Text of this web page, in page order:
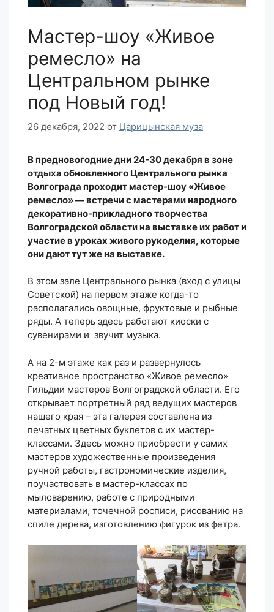
Мастер-шоу «Живое
ремесло» на
Центральном рынке
под Новый год!
26 декабря, 2022 от Царицынская муза
В предновогодние дни 24-30 декабря в зоне
отдыха обновленного Центрального рынка
Волгограда проходит мастер-шоу «Живое
ремесло» — встречи с мастерами народного
декоративно-прикладного творчества
Волгоградской области на выставке их работ и
участие в уроках живого рукоделия, которые
они дают тут же на выставке.
В этом зале Центрального рынка (вход с улицы
Советской) на первом этаже когда-то
располагались овощные, фруктовые и рыбные
ряды. А теперь здесь работают киоски с
сувенирами и звучит музыка.
А на 2-м этаже как раз и развернулось
креативное пространство «Живое ремесло»
Гильдии мастеров Волгоградской области. Его
открывает портретный ряд ведущих мастеров
нашего края – эта галерея составлена из
печатных цветных буклетов с их мастер-
классами. Здесь можно приобрести у самих
мастеров художественные произведения
ручной работы, гастрономические изделия,
поучаствовать в мастер-классах по
мыловарению, работе с природными
материалами, точечной росписи, рисованию на
спиле дерева, изготовлению фигурок из фетра.